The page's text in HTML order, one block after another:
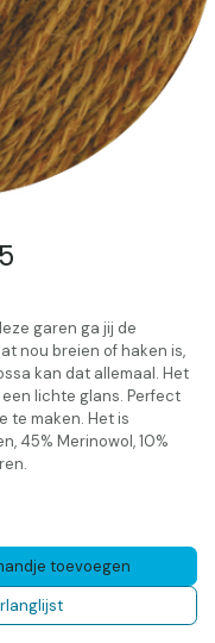
garen ga jij de
nou breien of haken is,
kan dat allemaal. Het
lichte glans. Perfect
te maken. Het is
45% Merinowol, 10%
toevoegen